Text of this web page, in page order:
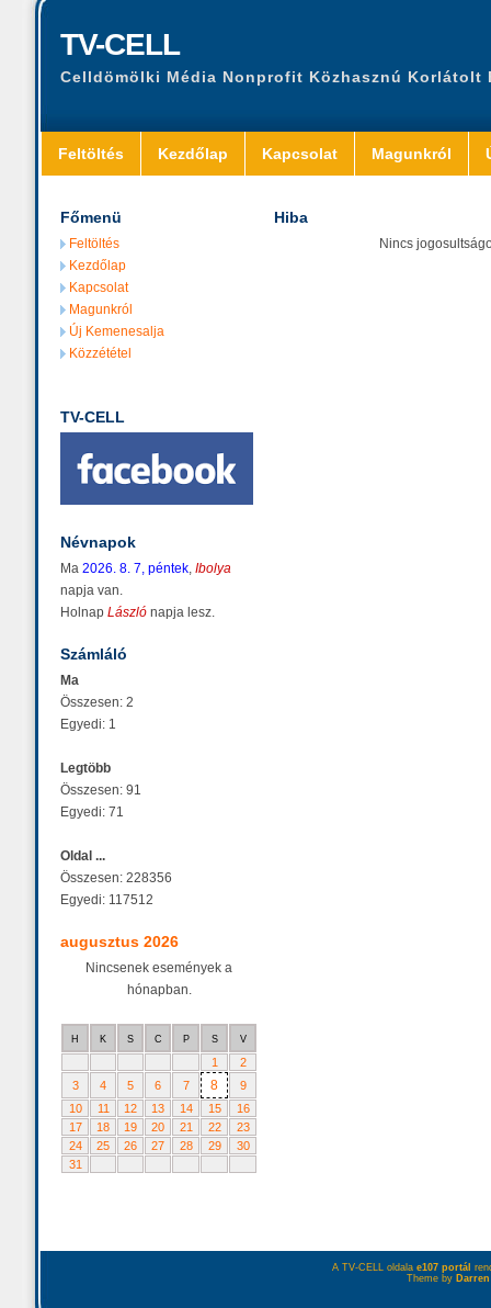
TV-CELL
Celldömölki Média Nonprofit Közhasznú Korlátolt
Feltöltés Kezdőlap Kapcsolat Magunkról
Főmenü
Feltöltés
Kezdőlap
Kapcsolat
Magunkról
Új Kemenesalja
Közzététel
TV-CELL
Névnapok
Ma 2026. 8. 7, péntek, Ibolya
napja van.
Holnap László napja lesz.
Számláló
Ma
Összesen: 2
Egyedi: 1
Legtöbb
Összesen: 91
Egyedi: 71
Oldal ...
Összesen: 228356
Egyedi: 117512
augusztus 2026
Nincsenek események a
hónapban.
H K S C P S V
1
2
3
4 5 6 7 8
9
10
11 12 13 14 15
16
17
18 19 20 21 22
23
24
25 26 27 28 29
30
31
Hiba
Nincs
A TV-CELL oldala e107 portál
Theme by